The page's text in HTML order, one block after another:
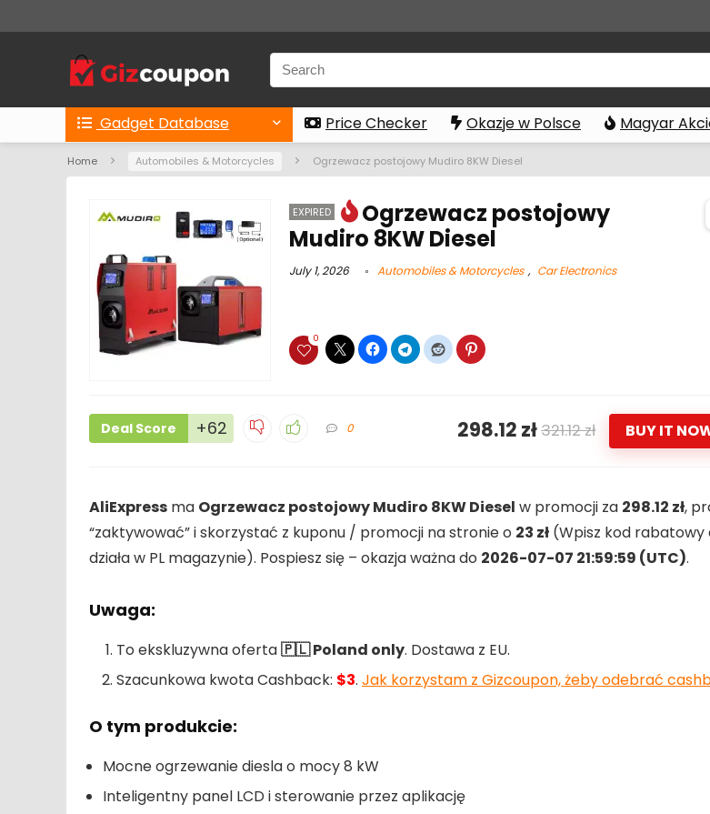
Gadget Database Price Checker Okazje w Polsce Magyar
Home Automobiles & Motorcycles Ogrzewacz postojowy Mudiro 8KW Diesel
EXPIRED
Ogrzewacz postojowy
Mudiro 8KW Diesel
July 1, 2026 Automobiles & Motorcycles , Car Electronics
0
Deal Score +62 0 298.12 zł321.12 zł BUY IT
AliExpress ma Ogrzewacz postojowy Mudiro 8KW Diesel w promocji za 298.12 zł,
“zaktywować” i skorzystać z kuponu / promocji na stronie o 23 zł (Wpisz kod rabatowy
działa w PL magazynie). Pospiesz się – okazja ważna do 2026-07-07 21:59:59 (UTC).
Uwaga:
To ekskluzywna oferta🇵🇱 Poland only. Dostawa z EU.
Szacunkowa kwota Cashback: $3. Jak korzystam z Gizcoupon, żeby odebrać
O tym produkcie:
Mocne ogrzewanie diesla o mocy 8 kW
Inteligentny panel LCD i sterowanie przez aplikację